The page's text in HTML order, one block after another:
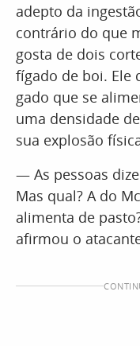
adepto da
contrário do que
gosta de dois
fígado de boi. Ele
gado que se
uma densidade
sua explosão
— As pessoas
Mas qual? A do
alimenta de
afirmou o